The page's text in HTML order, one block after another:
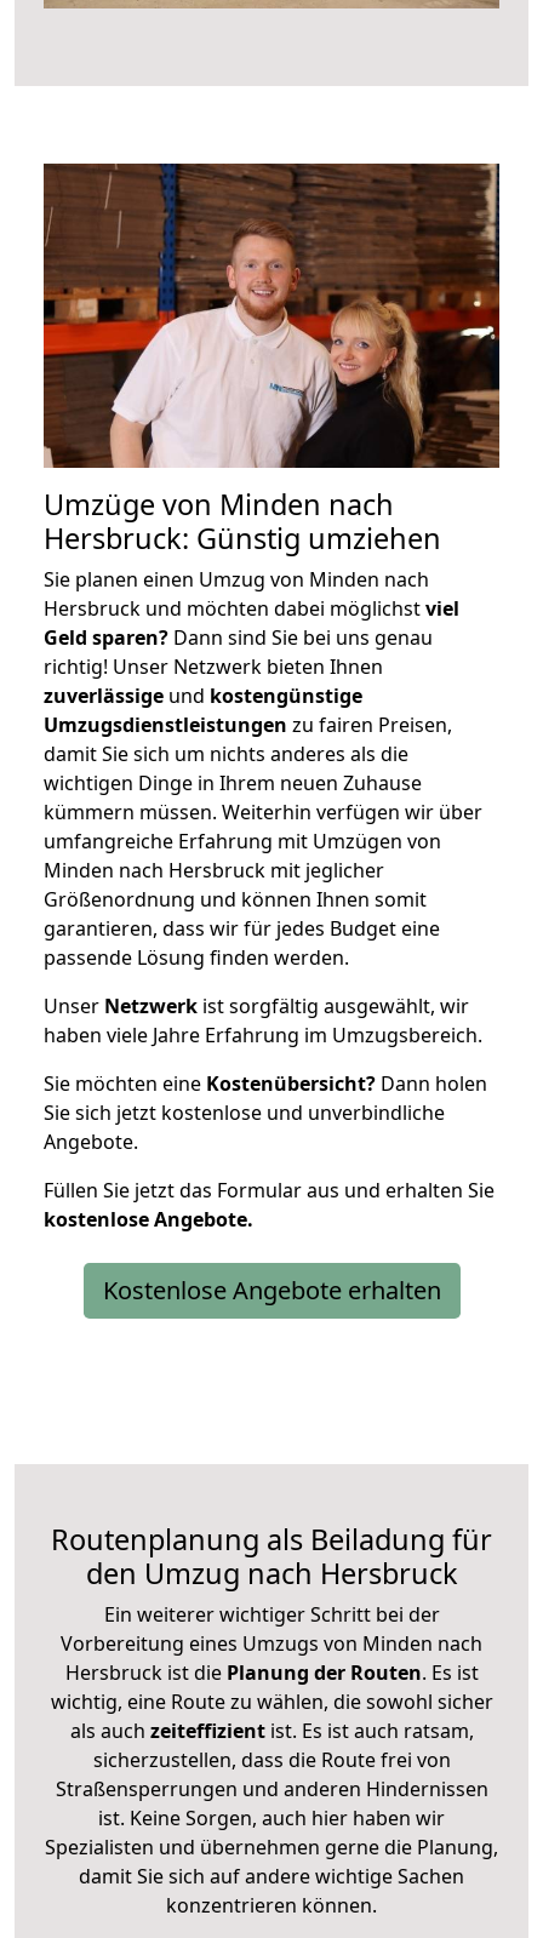
Umzüge von Minden nach
Hersbruck: Günstig umziehen
Sie planen einen Umzug von Minden nach
Hersbruck und möchten dabei möglichstviel
Geld sparen? Dann sind Sie bei uns genau
richtig! Unser Netzwerk bieten Ihnen
zuverlässige und kostengünstige
Umzugsdienstleistungen zu fairen Preisen,
damit Sie sich um nichts anderes als die
wichtigen Dinge in Ihrem neuen Zuhause
kümmern müssen. Weiterhin verfügen wir über
umfangreiche Erfahrung mit Umzügen von
Minden nach Hersbruck mit jeglicher
Größenordnung und können Ihnen somit
garantieren, dass wir für jedes Budget eine
passende Lösung finden werden.
Unser Netzwerk ist sorgfältig ausgewählt, wir
haben viele Jahre Erfahrung im Umzugsbereich.
Sie möchten eine Kostenübersicht? Dann holen
Sie sich jetzt kostenlose und unverbindliche
Angebote.
Füllen Sie jetzt das Formular aus und erhalten Sie
kostenloseAngebote.
Kostenlose Angebote erhalten
Routenplanung als Beiladung für
den Umzug nach Hersbruck
Ein weiterer wichtiger Schritt bei der
Vorbereitung eines Umzugs von Minden nach
Hersbruck ist diePlanung der Routen. Es ist
wichtig, eine Route zu wählen, die sowohl sicher
als auch zeiteffizientist. Es ist auch ratsam,
sicherzustellen, dass die Route frei von
Straßensperrungen und anderen Hindernissen
ist. Keine Sorgen, auch hier haben wir
Spezialisten und übernehmen gerne die Planung,
damit Sie sich auf andere wichtige Sachen
konzentrieren können.